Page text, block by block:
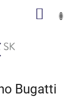
Bugatti